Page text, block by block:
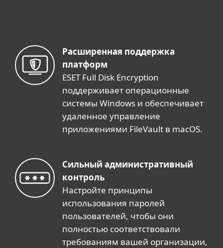
Расширенная поддержка
платформ
ESET Full Disk Encryption
поддерживает операционные
системы Windows и обеспечивает
удаленное управление
приложениями FileVault в macOS.
Сильный административный
контроль
Настройте принципы
использования паролей
пользователей, чтобы они
полностью соответствовали
требованиям вашей организации,